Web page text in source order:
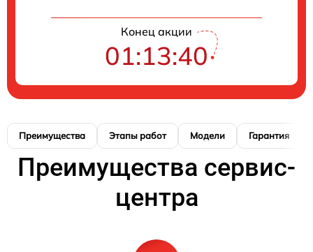
Конец акции
01:13:39
Преимущества Этапы работ Модели Гарантия
Преимущества сервис-
центра